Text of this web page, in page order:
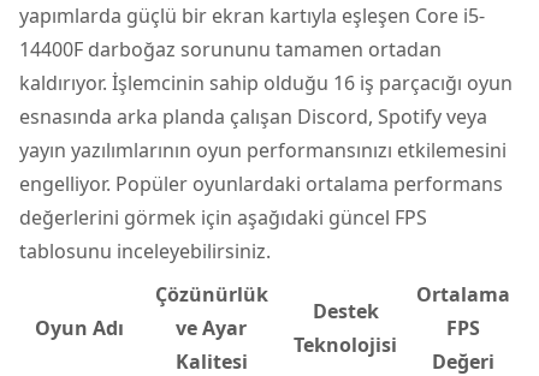
yapımlarda güçlü bir ekran kartıyla eşleşen Core i5-
14400F darboğaz sorununu tamamen ortadan
kaldırıyor. İşlemcinin sahip olduğu 16 iş parçacığı oyun
esnasında arka planda çalışan Discord, Spotify veya
yayın yazılımlarının oyun performansınızı etkilemesini
engelliyor. Popüler oyunlardaki ortalama performans
değerlerini görmek için aşağıdaki güncel FPS
tablosunu inceleyebilirsiniz.
Oyun Adı
Çözünürlük
ve Ayar
Kalitesi
Destek
Teknolojisi
Ortalama
FPS
Değeri